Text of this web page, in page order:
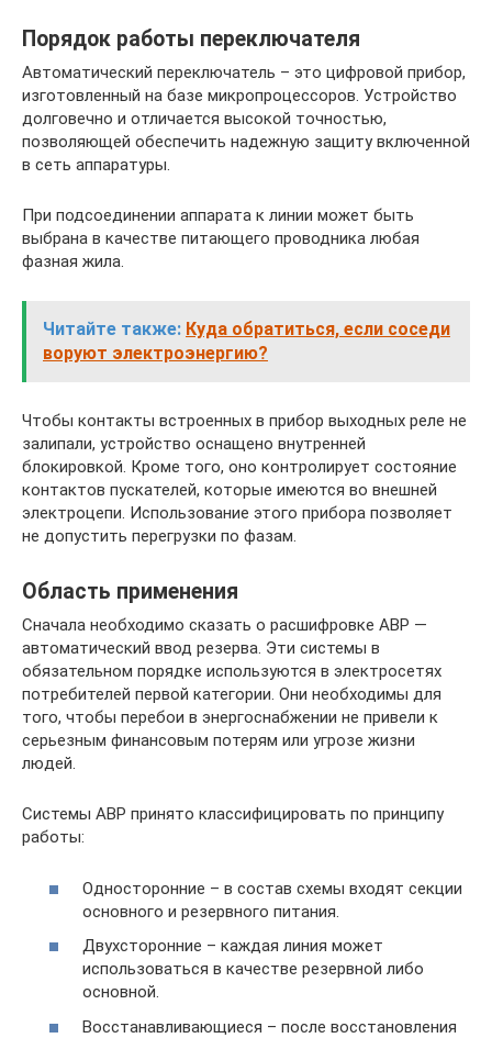
Порядок работы переключателя
Автоматический переключатель – это цифровой прибор,
изготовленный на базе микропроцессоров. Устройство
долговечно и отличается высокой точностью,
позволяющей обеспечить надежную защиту включенной
в сеть аппаратуры.
При подсоединении аппарата к линии может быть
выбрана в качестве питающего проводника любая
фазная жила.
Читайте также: Куда обратиться, если соседи
воруют электроэнергию?
Чтобы контакты встроенных в прибор выходных реле не
залипали, устройство оснащено внутренней
блокировкой. Кроме того, оно контролирует состояние
контактов пускателей, которые имеются во внешней
электроцепи. Использование этого прибора позволяет
не допустить перегрузки по фазам.
Область применения
Сначала необходимо сказать о расшифровке АВР —
автоматический ввод резерва. Эти системы в
обязательном порядке используются в электросетях
потребителей первой категории. Они необходимы для
того, чтобы перебои в энергоснабжении не привели к
серьезным финансовым потерям или угрозе жизни
людей.
Системы АВР принято классифицировать по принципу
работы:
Односторонние – в состав схемы входят секции
основного и резервного питания.
Двухсторонние – каждая линия может
использоваться в качестве резервной либо
основной.
Восстанавливающиеся – после восстановления